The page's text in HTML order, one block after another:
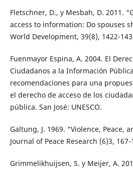
Fletschner, D., y Mesbah, D. 2011.
access to information: Do spouses
World Development, 39(8), 1422-
Fuenmayor Espina, A. 2004. El
Ciudadanos a la Información
recomendaciones para una
el derecho de acceso de los
pública. San José: UNESCO.
Galtung, J. 1969. “Violence, Peace,
Journal of Peace Research (6)3, 167-
Grimmelikhuijsen, S. y Meijer, A.